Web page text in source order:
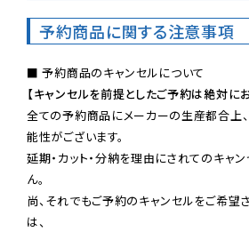
予約商品に関する注意事項
【キャンセルを前提としたご予約は絶対に
全ての予約商品にメーカーの生産都合上、
能性がございます。
延期・カット・分納を理由にされてのキャ
ん。
尚、それでもご予約のキャンセルをご希望
は、